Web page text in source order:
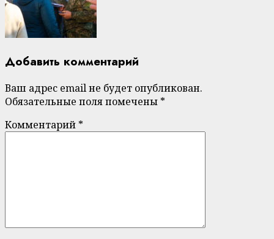
Добавить комментарий
Ваш адрес email не будет опубликован.
Обязательные поля помечены *
Комментарий *